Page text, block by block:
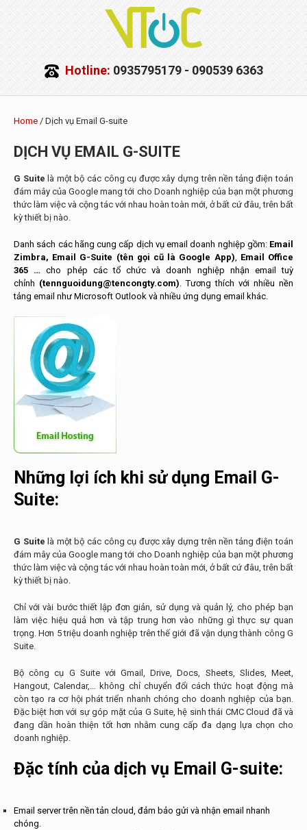
Hotline: 0935795179 - 090539 6363
Home / Dịch vụ Email G-suite
DỊCH VỤ EMAIL G-SUITE
G Suite là một bộ các công cụ được xây dựng trên nền tảng điện toán
đám mây của Google mang tới cho Doanh nghiệp của bạn một phương
thức làm việc và cộng tác với nhau hoàn toàn mới, ở bất cứ đâu, trên bất
kỳ thiết bị nào.
Danh sách các hãng cung cấp dịch vụ email doanh nghiệp gồm: Email
Zimbra, Email G-Suite (tên gọi cũ là Google App), Email Office
365 … cho phép các tổ chức và doanh nghiệp nhận email tuỳ
chỉnh (tennguoidung@tencongty.com). Tương thích với nhiều nền
tảng email như Microsoft Outlook và nhiều ứng dụng email khác.
Những lợi ích khi sử dụng Email G-
Suite:
G Suite là một bộ các công cụ được xây dựng trên nền tảng điện toán
đám mây của Google mang tới cho Doanh nghiệp của bạn một phương
thức làm việc và cộng tác với nhau hoàn toàn mới, ở bất cứ đâu, trên bất
kỳ thiết bị nào.
Chỉ với vài bước thiết lập đơn giản, sử dụng và quản lý, cho phép bạn
làm việc hiệu quả hơn và tập trung hơn vào những gì thực sự quan
trọng. Hơn 5 triệu doanh nghiệp trên thế giới đã vận dụng thành công G
Suite.
Bộ công cụ G Suite với Gmail, Drive, Docs, Sheets, Slides, Meet,
Hangout, Calendar,… không chỉ chuyển đổi cách thức hoạt động mà
còn tạo ra cơ hội phát triển nhanh chóng cho doanh nghiệp của bạn.
Đặc biệt hơn với sự góp mặt của G Suite, hệ sinh thái CMC Cloud đã và
đang dần hoàn thiện tốt hơn nhằm cung cấp đa dạng lựa chọn cho
doanh nghiệp.
Đặc tính của dịch vụ Email G-suite:
Email server trên nền tản cloud, đảm bảo gửi và nhận email nhanh
chóng.